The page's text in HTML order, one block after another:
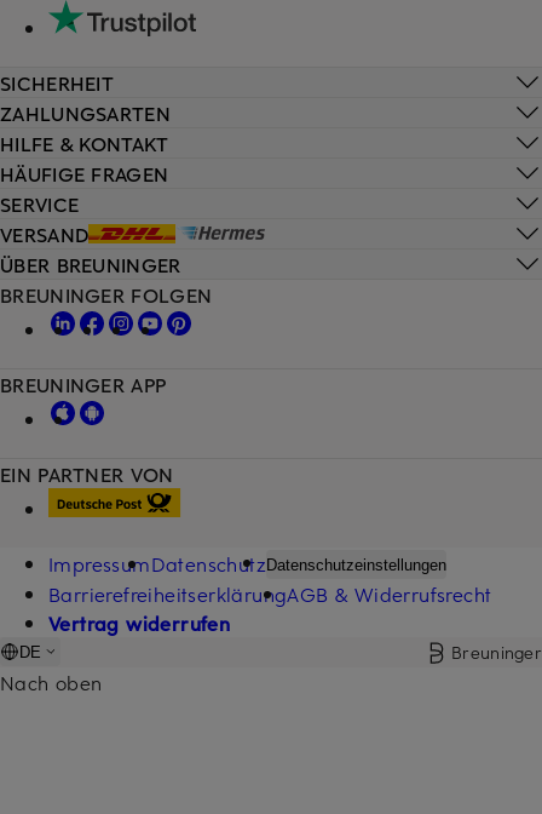
HILFE & KONTAKT
HÄUFIGE FRAGEN
SERVICE
VERSAND
SICHERHEIT
ZAHLUNGSARTEN
ÜBER BREUNINGER
EIN PARTNER VON
BREUNINGER FOLGEN
BREUNINGER APP
ImpressumDatenschutzDatenschutzeinstellungen
BarrierefreiheitserklärungAGB & Widerrufsrecht
Vertrag widerrufen
DE Breuninger
Nach oben